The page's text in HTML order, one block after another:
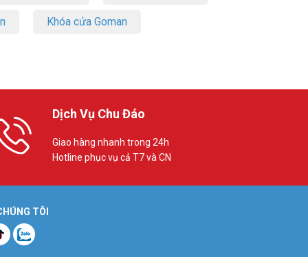
Khóa cửa Goman
Dịch Vụ Chu Đáo
Giao hàng nhanh trong 24h
Hotline phục vụ cả T7 và CN
TÔI